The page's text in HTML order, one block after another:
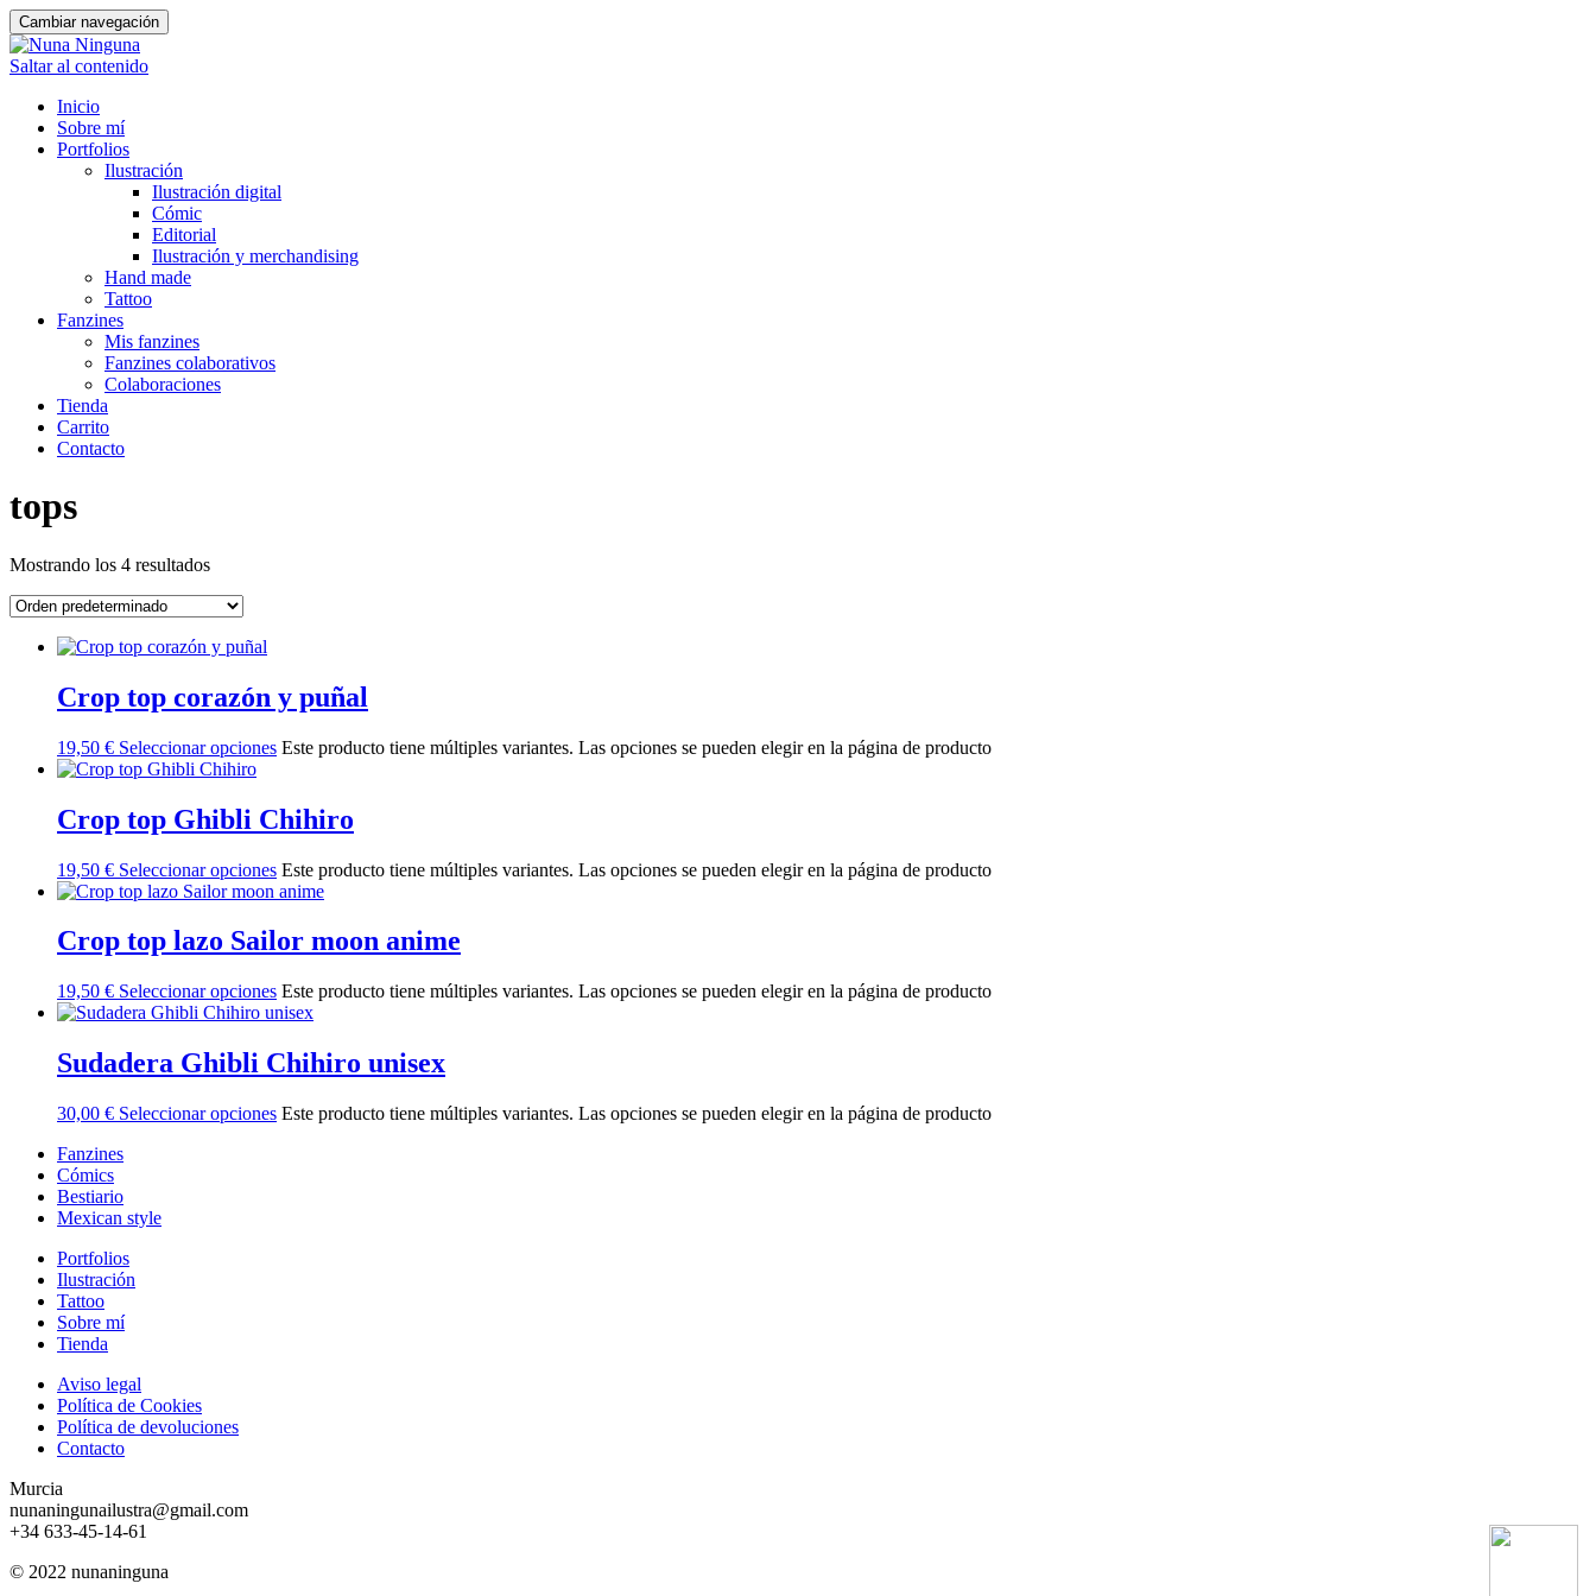
Cambiar navegación
Saltar al contenido
Inicio
Sobre mí
Portfolios
Ilustración
Ilustración digital
Cómic
Editorial
Ilustración y merchandising
Hand made
Tattoo
Fanzines
Mis fanzines
Fanzines colaborativos
Colaboraciones
Tienda
Carrito
Contacto
tops
Mostrando los 4 resultados
Crop top corazón y puñal
19,50 € Seleccionar opciones Este producto tiene múltiples variantes. Las opciones se pueden elegir en la página de producto
Crop top Ghibli Chihiro
19,50 € Seleccionar opciones Este producto tiene múltiples variantes. Las opciones se pueden elegir en la página de producto
Crop top lazo Sailor moon anime
19,50 € Seleccionar opciones Este producto tiene múltiples variantes. Las opciones se pueden elegir en la página de producto
Sudadera Ghibli Chihiro unisex
30,00 € Seleccionar opciones Este producto tiene múltiples variantes. Las opciones se pueden elegir en la página de producto
Fanzines
Cómics
Bestiario
Mexican style
Portfolios
Ilustración
Tattoo
Sobre mí
Tienda
Aviso legal
Política de Cookies
Política de devoluciones
Contacto
Murcia
nunaningunailustra@gmail.com
+34 633-45-14-61
© 2022 nunaninguna